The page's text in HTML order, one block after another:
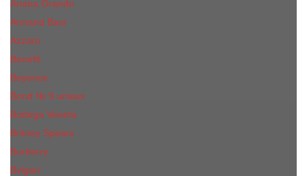
Ariana Grande
Armand Basi
Azzaro
Benefit
Beyonce
Bond № 9 unisex
Bottega Veneta
Britney Spears
Burberry
Bvlgari